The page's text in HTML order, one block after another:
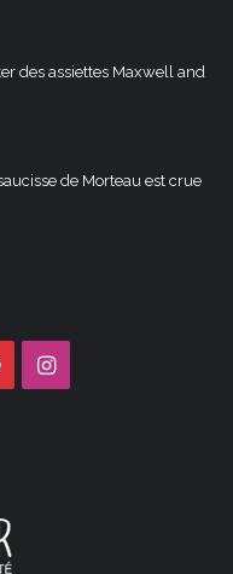
des assiettes Maxwell and
de Morteau est crue
PinterestInstagram